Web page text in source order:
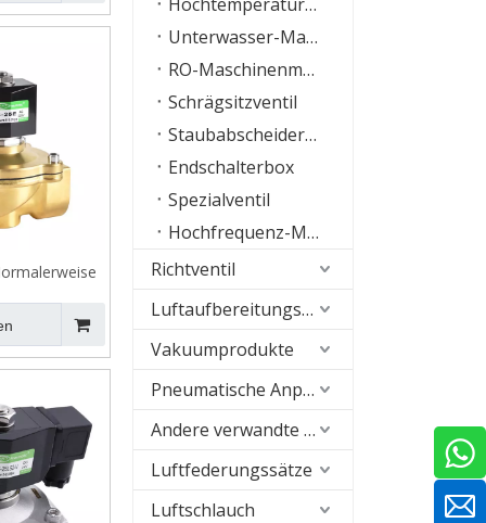
）
Unterwasser-Magnetventil
RO-Maschinenmagnetventil
Schrägsitzventil
Staubabscheider-Impulsventil
Endschalterbox
Spezialventil
Hochfrequenz-Magnetventil
Richtventil
Luftaufbereitungseinheiten (FRL)
Vakuumprodukte
Pneumatische Anpassung
Andere verwandte Produkte
Luftfederungssätze
Luftschlauch